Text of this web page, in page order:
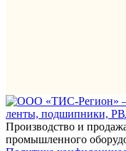
Производство и
промышленного